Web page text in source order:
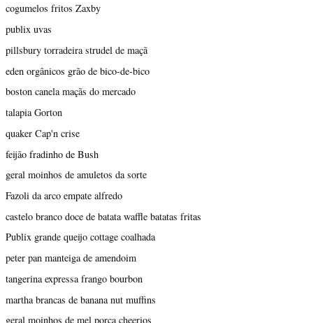
cogumelos fritos Zaxby
publix uvas
pillsbury torradeira strudel de maçã
eden orgânicos grão de bico-de-bico
boston canela maçãs do mercado
talapia Gorton
quaker Cap'n crise
feijão fradinho de Bush
geral moinhos de amuletos da sorte
Fazoli da arco empate alfredo
castelo branco doce de batata waffle batatas fritas
Publix grande queijo cottage coalhada
peter pan manteiga de amendoim
tangerina expressa frango bourbon
martha brancas de banana nut muffins
geral moinhos de mel porca cheerios